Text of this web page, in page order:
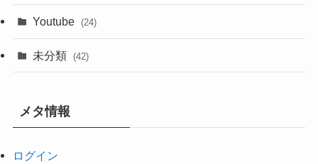
Youtube (24)
未分類 (42)
メタ情報
ログイン